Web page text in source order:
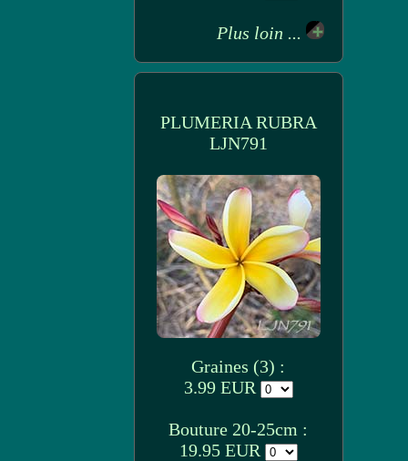
Plus loin ...
PLUMERIA RUBRA
LJN791
Graines (3) :
3.99 EUR
Bouture 20-25cm :
19.95 EUR